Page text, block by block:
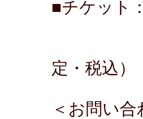
■チケット
定・税込）
＜お問い